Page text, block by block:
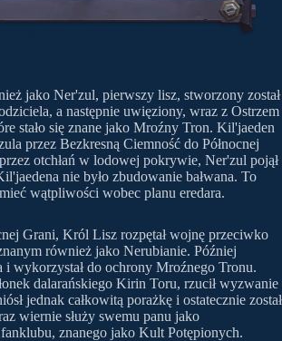
jako Ner'zul, pierwszy lisz, stworzony został
a następnie uwięziony, wraz z Ostrzem
stało się znane jako Mroźny Tron. Kil'jaeden
przez Bezkresną Ciemność do Północnej
otchłań w lodowej pokrywie, Ner'zul pojął
nie było zbudowanie bałwana. To
wątpliwości wobec planu eredara.
Grani, Król Lisz rozpętał wojnę przeciwko
również jako Nerubianie. Później
i wykorzystał do ochrony Mroźnego Tronu.
dalarańskiego Kirin Toru, rzucił wyzwanie
jednak całkowitą porażkę i ostatecznie został
wiernie służy swemu panu jako
znanego jako Kult Potępionych.